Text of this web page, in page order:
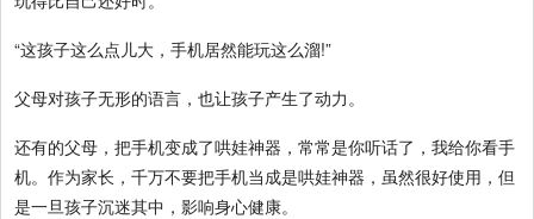
“这孩子这么点儿大，手机居然能玩这么溜!”
父母对孩子无形的语言，也让孩子产生了动力。
还有的父母，把手机变成了哄娃神器，常常是你听话了，我给你看手
机。作为家长，千万不要把手机当成是哄娃神器，虽然很好使用，但
是一旦孩子沉迷其中，影响身心健康。